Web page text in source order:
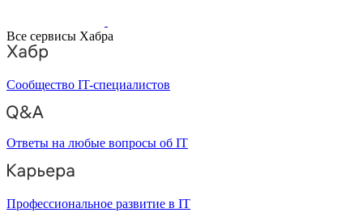
Все сервисы Хабра
Сообщество IT-специалистов
Ответы на любые вопросы об IT
Профессиональное развитие в IT